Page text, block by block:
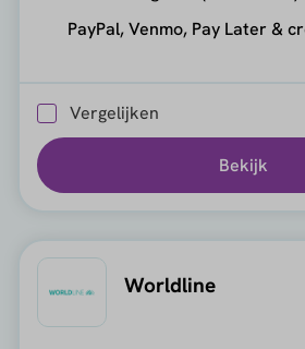
PayPal, Venmo, Pay Later &
Vergelijken
Bekijk
Worldline